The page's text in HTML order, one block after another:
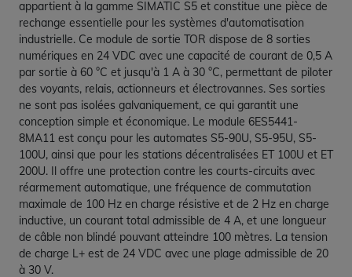
appartient à la gamme SIMATIC S5 et constitue une pièce de
rechange essentielle pour les systèmes d'automatisation
industrielle. Ce module de sortie TOR dispose de 8 sorties
numériques en 24 VDC avec une capacité de courant de 0,5 A
par sortie à 60 °C et jusqu'à 1 A à 30 °C, permettant de piloter
des voyants, relais, actionneurs et électrovannes. Ses sorties
ne sont pas isolées galvaniquement, ce qui garantit une
conception simple et économique. Le module 6ES5441-
8MA11 est conçu pour les automates S5-90U, S5-95U, S5-
100U, ainsi que pour les stations décentralisées ET 100U et ET
200U. Il offre une protection contre les courts-circuits avec
réarmement automatique, une fréquence de commutation
maximale de 100 Hz en charge résistive et de 2 Hz en charge
inductive, un courant total admissible de 4 A, et une longueur
de câble non blindé pouvant atteindre 100 mètres. La tension
de charge L+ est de 24 VDC avec une plage admissible de 20
à 30 V.